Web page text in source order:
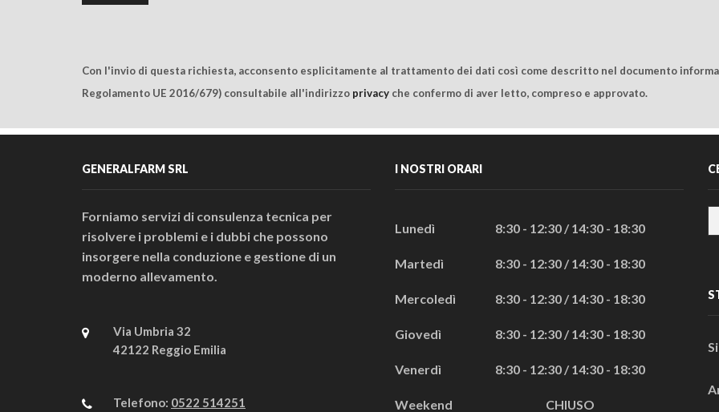
Con l'invio di questa richiesta, acconsento esplicitamente al trattamento dei dati così come descritto nel documento
Regolamento UE 2016/679) consultabile all'indirizzo privacy che confermo di aver letto, compreso e approvato.
GENERALFARM SRL
Forniamo servizi di consulenza tecnica per
risolvere i problemi e i dubbi che possono
insorgere nella conduzione e gestione di un
moderno allevamento.
Via Umbria 32
42122 Reggio Emilia
Telefono: 0522 514251
I NOSTRI ORARI
Lunedì 8:30 - 12:30 / 14:30 - 18:30
Martedì 8:30 - 12:30 / 14:30 - 18:30
Mercoledì 8:30 - 12:30 / 14:30 - 18:30
Giovedì 8:30 - 12:30 / 14:30 - 18:30
Venerdì 8:30 - 12:30 / 14:30 - 18:30
Weekend CHIUSO